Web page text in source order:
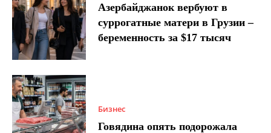
Азербайджанок вербуют в
суррогатные матери в Грузии –
беременность за $17 тысяч
Бизнес
Говядина опять подорожала